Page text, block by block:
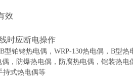
效
时应断电操作
铂铑热电偶，WRP-130热电偶，B型
，防爆热电偶，防腐热电偶，铠装热
持式热电偶等